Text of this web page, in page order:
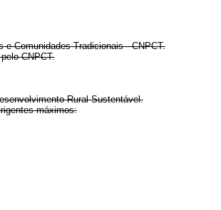
Comunidades Tradicionais - CNPCT.
CNPCT.
Rural Sustentável.
máximos: